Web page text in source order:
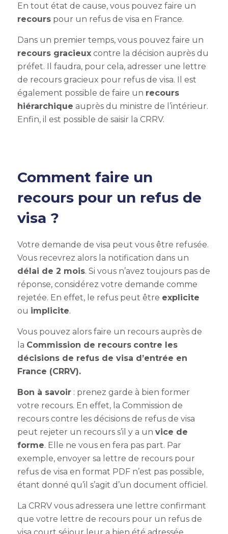
En tout état de cause, vous pouvez faire un
recourspour un refus de visa en France.
Dans un premier temps, vous pouvez faire un
recours gracieuxcontre la décision auprès du
préfet. Il faudra, pour cela, adresser une lettre
de recours gracieux pour refus de visa. Il est
également possible de faire un recours
hiérarchique auprès du ministre de l’intérieur.
Enfin, il est possible de saisir la CRRV.
Comment faire un
recours pour un refus de
visa ?
Votre demande de visa peut vous être refusée.
Vous recevrez alors la notification dans un
délai de 2 mois. Si vous n’avez toujours pas de
réponse, considérez votre demande comme
rejetée. En effet, le refus peut être explicite
ou implicite.
Vous pouvez alors faire un recours auprès de
la Commission de recours contre les
décisions de refus de visa d’entrée en
France (CRRV).
Bon à savoir: prenez garde à bien former
votre recours. En effet, la Commission de
recours contre les décisions de refus de visa
peut rejeter un recours s’il y a un vice de
forme. Elle ne vous en fera pas part. Par
exemple, envoyer sa lettre de recours pour
refus de visa en format PDF n’est pas possible,
étant donné qu’il s’agit d’un document officiel.
La CRRV vous adressera une lettre confirmant
que votre lettre de recours pour un refus de